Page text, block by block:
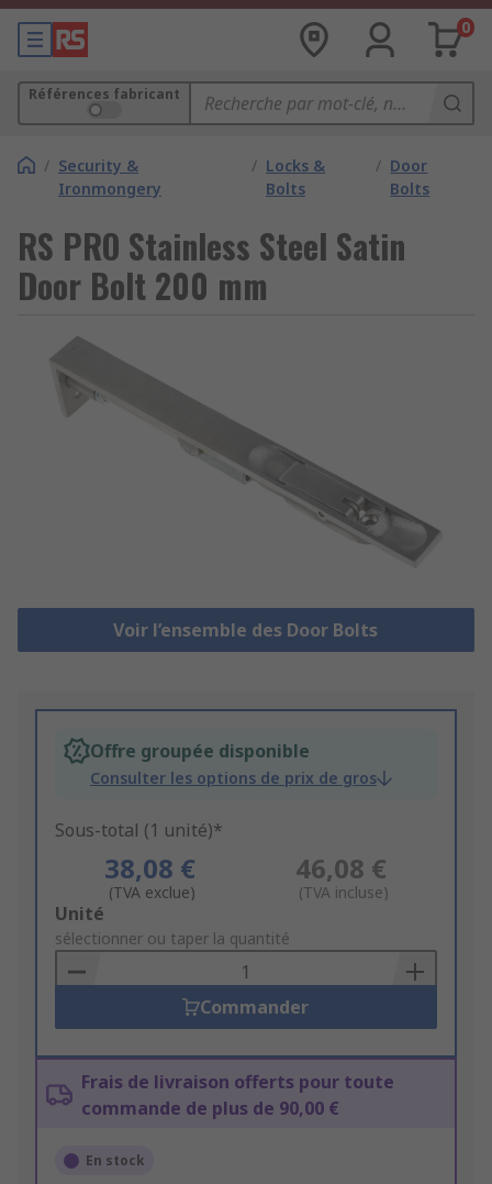
0
Références fabricant
/ Security &
Ironmongery
/ Locks &
Bolts
/ Door
Bolts
RS PRO Stainless Steel Satin
Door Bolt 200 mm
Voir l’ensemble des Door Bolts
Offre groupée disponible
Consulter les options de prix de gros
Sous-total (1 unité)*
38,08 €
(TVA exclue)
46,08 €
(TVA incluse)
Add
to
Basket
Unité
sélectionner ou taper la quantité
Commander
Frais de livraison offerts pour toute
commande de plus de 90,00 €
En stock